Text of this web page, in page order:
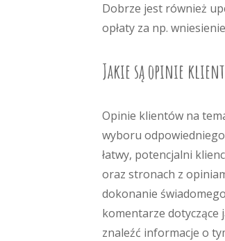
Dobrze jest również
opłaty za np.
Jakie są opinie
Opinie klientów na
wyboru
łatwy, potencjalni
oraz stronach z
dokonanie
komentarze dotyczące
znaleźć informacje o